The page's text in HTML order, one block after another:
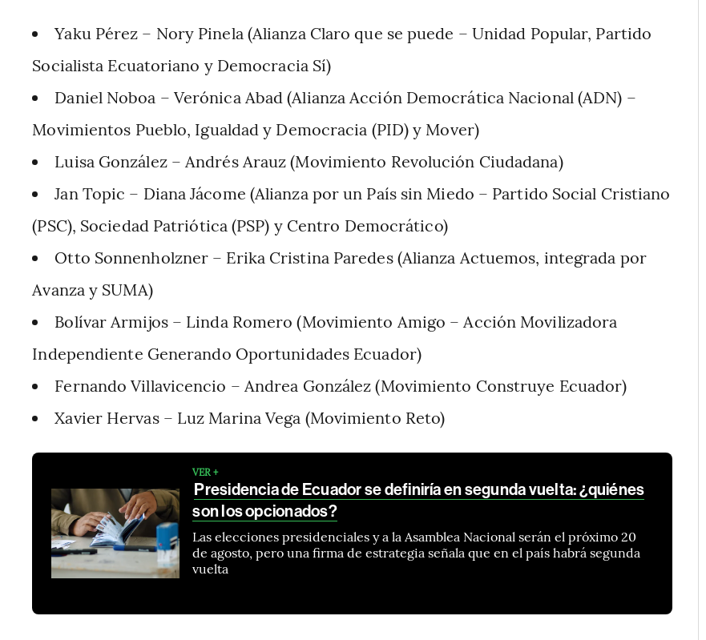
Yaku Pérez – Nory Pinela (Alianza Claro que se puede – Unidad Popular, Partido
Socialista Ecuatoriano y Democracia Sí)
Daniel Noboa – Verónica Abad (Alianza Acción Democrática Nacional (ADN) –
Movimientos Pueblo, Igualdad y Democracia (PID) y Mover)
Luisa González – Andrés Arauz (Movimiento Revolución Ciudadana)
Jan Topic – Diana Jácome (Alianza por un País sin Miedo – Partido Social Cristiano
(PSC), Sociedad Patriótica (PSP) y Centro Democrático)
Otto Sonnenholzner – Erika Cristina Paredes (Alianza Actuemos, integrada por
Avanza y SUMA)
Bolívar Armijos – Linda Romero (Movimiento Amigo – Acción Movilizadora
Independiente Generando Oportunidades Ecuador)
Fernando Villavicencio – Andrea González (Movimiento Construye Ecuador)
Xavier Hervas – Luz Marina Vega (Movimiento Reto)
VER +
Presidencia de Ecuador se definiría en segunda vuelta: ¿quiénes
son los opcionados?
Las elecciones presidenciales y a la Asamblea Nacional serán el próximo 20
de agosto, pero una firma de estrategia señala que en el país habrá segunda
vuelta